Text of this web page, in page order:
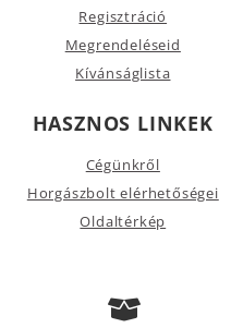
Regisztráció
Megrendeléseid
Kívánságlista
HASZNOS LINKEK
Cégünkről
Horgászbolt elérhetőségei
Oldaltérkép